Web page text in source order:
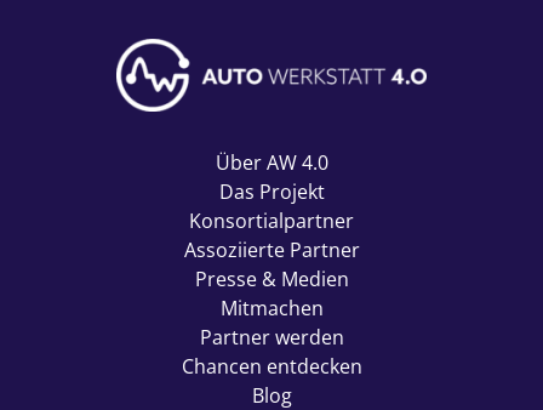
Über AW 4.0
Das Projekt
Konsortialpartner
Assoziierte Partner
Presse & Medien
Mitmachen
Partner werden
Chancen entdecken
Blog